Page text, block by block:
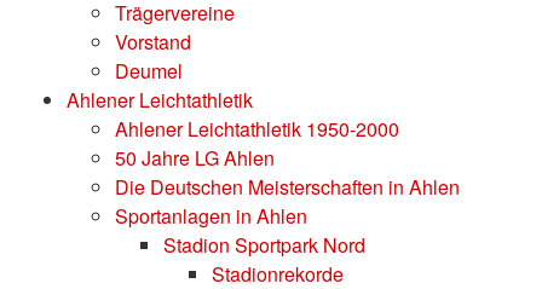
Trägervereine
Vorstand
Deumel
Ahlener Leichtathletik
Ahlener Leichtathletik 1950-2000
50 Jahre LG Ahlen
Die Deutschen Meisterschaften in Ahlen
Sportanlagen in Ahlen
Stadion Sportpark Nord
Stadionrekorde